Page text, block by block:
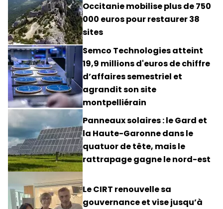
Occitanie mobilise plus de 750
000 euros pour restaurer 38
sites
Semco Technologies atteint
19,9 millions d'euros de chiffre
d’affaires semestriel et
agrandit son site
montpelliérain
Panneaux solaires : le Gard et
la Haute-Garonne dans le
quatuor de tête, mais le
rattrapage gagne le nord-est
Le CIRT renouvelle sa
gouvernance et vise jusqu’à